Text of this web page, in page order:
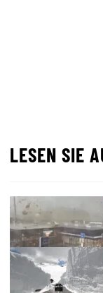
LESEN SIE